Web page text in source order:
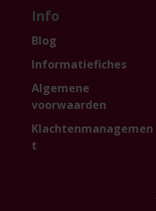
Info
Blog
Informatiefiches
Algemene
voorwaarden
Klachtenmanagemen
t